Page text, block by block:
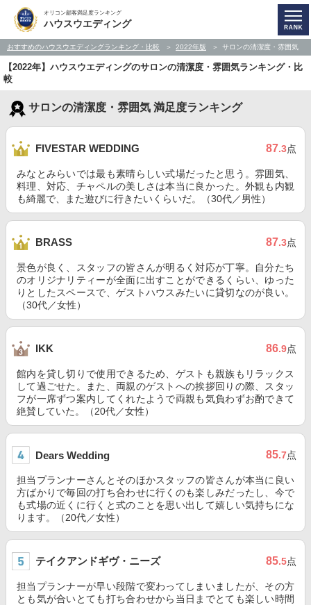
オリコン顧客満足度ランキング
ハウスウエディング
おすすめのハウスウエディングランキング・比較 2022年版 サロンの清潔度・雰囲気
【2022年】ハウスウエディングのサロンの清潔度・雰囲気ランキング・比
較
サロンの清潔度・雰囲気 満足度ランキング
FIVESTAR WEDDING 87.3点
みなとみらいでは最も素晴らしい式場だったと思う。雰囲気、
料理、対応、チャペルの美しさは本当に良かった。外観も内観
も綺麗で、また遊びに行きたいくらいだ。（30代／男性）
BRASS 87.3点
景色が良く、スタッフの皆さんが明るく対応が丁寧。自分たち
のオリジナリティーが全面に出すことができるくらい、ゆった
りとしたスペースで、ゲストハウスみたいに貸切なのが良い。
（30代／女性）
IKK 86.9点
館内を貸し切りで使用できるため、ゲストも親族もリラックス
して過ごせた。また、両親のゲストへの挨拶回りの際、スタッ
フが一席ずつ案内してくれたようで両親も気負わずお酌できて
絶賛していた。（20代／女性）
Dears Wedding 85.7点
担当プランナーさんとそのほかスタッフの皆さんが本当に良い
方ばかりで毎回の打ち合わせに行くのも楽しみだったし、今で
も式場の近くに行くと式のことを思い出して嬉しい気持ちにな
ります。（20代／女性）
テイクアンドギヴ・ニーズ 85.5点
担当プランナーが早い段階で変わってしまいましたが、その方
とも気が合いとても打ち合わせから当日までとても楽しい時間